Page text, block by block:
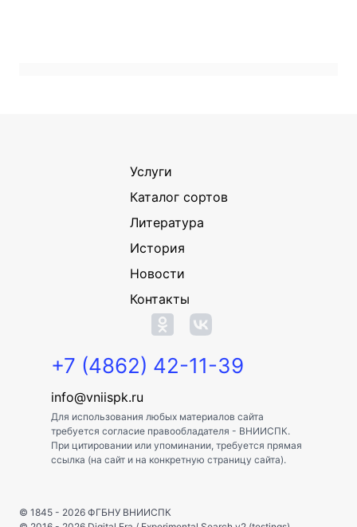
Услуги
Каталог сортов
Литература
История
Новости
Контакты
+7 (4862) 42-11-39
info@vniispk.ru
Для использования любых материалов сайта
требуется согласие правообладателя - ВНИИСПК.
При цитировании или упоминании, требуется прямая
ссылка (на сайт и на конкретную страницу сайта).
© 1845 - 2026 ФГБНУ ВНИИСПК